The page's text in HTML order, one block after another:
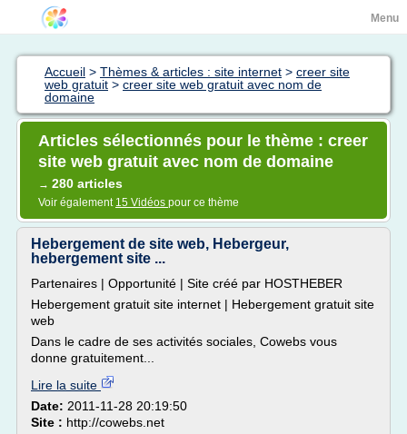
Menu
Accueil > Thèmes & articles : site internet > creer site
web gratuit > creer site web gratuit avec nom de
domaine
Articles sélectionnés pour le thème : creer
site web gratuit avec nom de domaine
→ 280 articles
Voir également 15 Vidéos pour ce thème
Hebergement de site web, Hebergeur,
hebergement site ...
Partenaires | Opportunité | Site créé par HOSTHEBER
Hebergement gratuit site internet | Hebergement gratuit site
web
Dans le cadre de ses activités sociales, Cowebs vous
donne gratuitement...
Lire la suite
Date: 2011-11-28 20:19:50
Site : http://cowebs.net